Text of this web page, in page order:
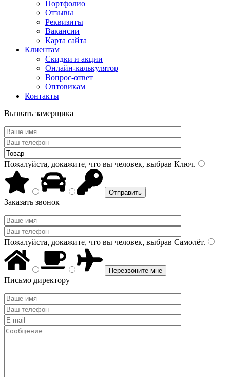
Портфолио
Отзывы
Реквизиты
Вакансии
Карта сайта
Клиентам
Скидки и акции
Онлайн-калькулятор
Вопрос-ответ
Оптовикам
Контакты
Вызвать замерщика
Пожалуйста, докажите, что вы человек, выбрав Ключ.
Заказать звонок
Пожалуйста, докажите, что вы человек, выбрав Самолёт.
Письмо директору